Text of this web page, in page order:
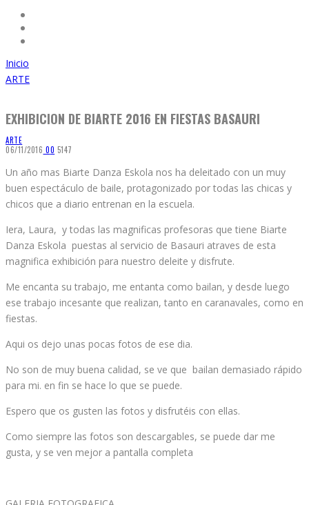
Inicio
ARTE
EXHIBICION DE BIARTE 2016 EN FIESTAS BASAURI
ARTE
06/11/2016 00 5147
Un año mas Biarte Danza Eskola nos ha deleitado con un muy
buen espectáculo de baile, protagonizado por todas las chicas y
chicos que a diario entrenan en la escuela.
Iera, Laura, y todas las magnificas profesoras que tiene Biarte
Danza Eskola puestas al servicio de Basauri atraves de esta
magnifica exhibición para nuestro deleite y disfrute.
Me encanta su trabajo, me entanta como bailan, y desde luego
ese trabajo incesante que realizan, tanto en caranavales, como en
fiestas.
Aqui os dejo unas pocas fotos de ese dia.
No son de muy buena calidad, se ve que bailan demasiado rápido
para mi. en fin se hace lo que se puede.
Espero que os gusten las fotos y disfrutéis con ellas.
Como siempre las fotos son descargables, se puede dar me
gusta, y se ven mejor a pantalla completa
GALERIA FOTOGRAFICA.